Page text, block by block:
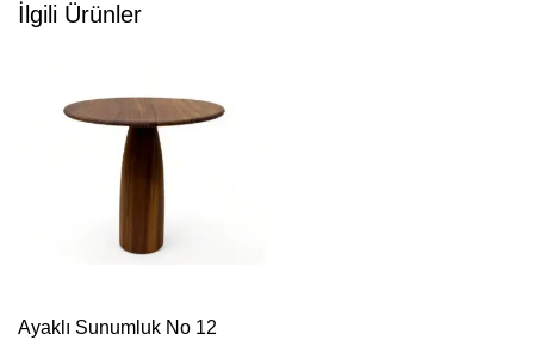
İlgili Ürünler
Ayaklı Sunumluk No 12